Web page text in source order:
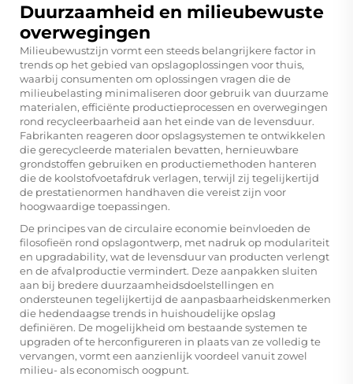
Duurzaamheid en milieubewuste
overwegingen
Milieubewustzijn vormt een steeds belangrijkere factor in
trends op het gebied van opslagoplossingen voor thuis,
waarbij consumenten om oplossingen vragen die de
milieubelasting minimaliseren door gebruik van duurzame
materialen, efficiënte productieprocessen en overwegingen
rond recycleerbaarheid aan het einde van de levensduur.
Fabrikanten reageren door opslagsystemen te ontwikkelen
die gerecycleerde materialen bevatten, hernieuwbare
grondstoffen gebruiken en productiemethoden hanteren
die de koolstofvoetafdruk verlagen, terwijl zij tegelijkertijd
de prestatienormen handhaven die vereist zijn voor
hoogwaardige toepassingen.
De principes van de circulaire economie beïnvloeden de
filosofieën rond opslagontwerp, met nadruk op modulariteit
en upgradability, wat de levensduur van producten verlengt
en de afvalproductie vermindert. Deze aanpakken sluiten
aan bij bredere duurzaamheidsdoelstellingen en
ondersteunen tegelijkertijd de aanpasbaarheidskenmerken
die hedendaagse trends in huishoudelijke opslag
definiëren. De mogelijkheid om bestaande systemen te
upgraden of te herconfigureren in plaats van ze volledig te
vervangen, vormt een aanzienlijk voordeel vanuit zowel
milieu- als economisch oogpunt.